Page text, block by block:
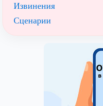
Извинения
Сценарии